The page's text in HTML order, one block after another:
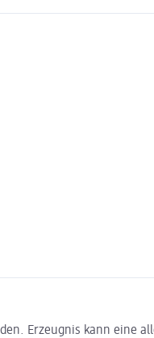
Erzeugnis kann eine